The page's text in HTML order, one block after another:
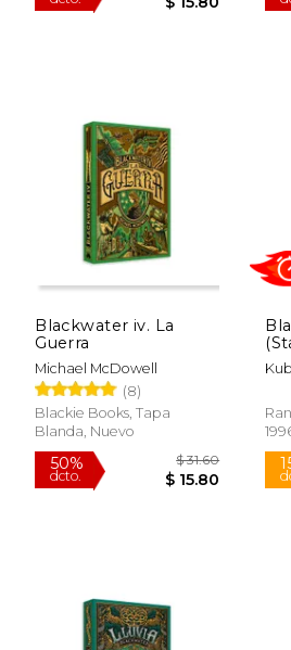
50%
Blackwater iv. La
Guerra
Michael McDowell
(8)
Blackie Books, Tapa
Blanda, Nuevo